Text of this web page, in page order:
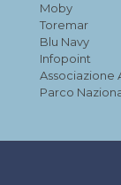
Moby
Toremar
Blu Navy
Infopoint
Associazione
Parco